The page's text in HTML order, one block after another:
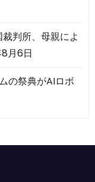
判所、母親によ
月6日
の祭典がAIロボ